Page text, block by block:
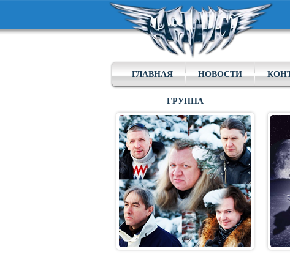
ГЛАВНАЯ НОВОСТИ
ГРУППА